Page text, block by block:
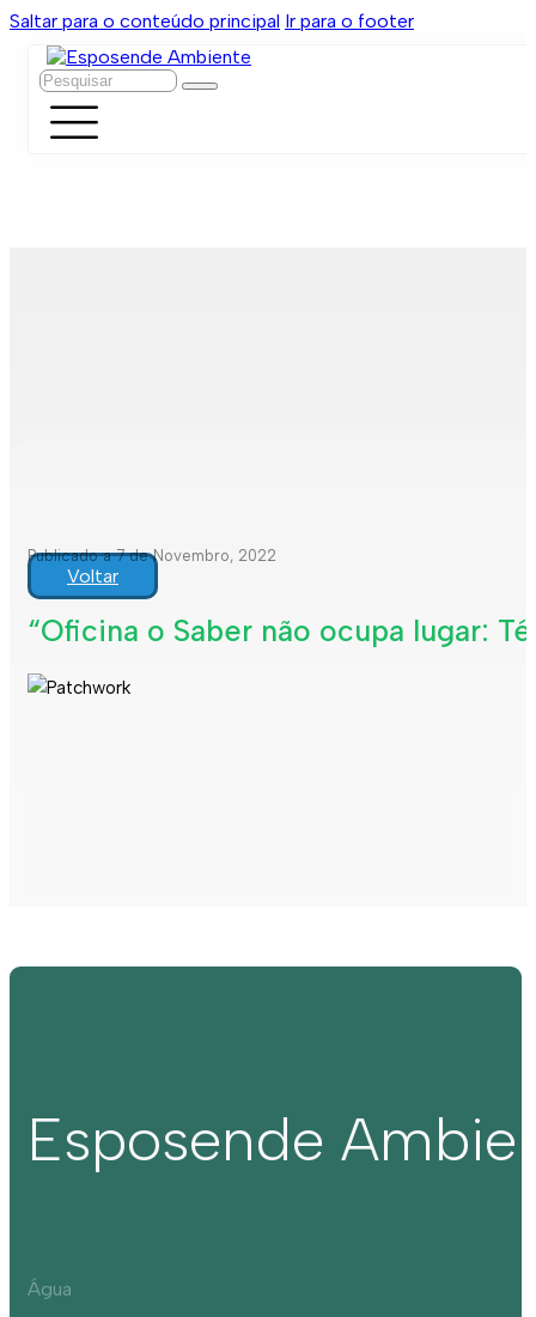
Saltar para o conteúdo principal Ir para o footer
Pesquisar
Publicado a 7 de Novembro, 2022
Voltar
“Oficina o Saber não ocupa lugar:
Esposende
Água